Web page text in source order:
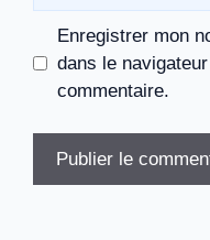
Enregistrer mon
dans le
commentaire.